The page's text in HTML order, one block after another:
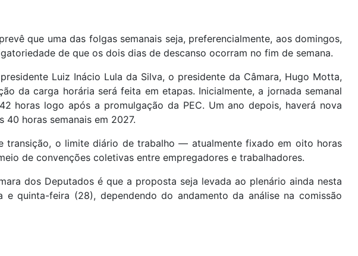
que uma das folgas semanais seja, preferencialmente, aos domingos,
de que os dois dias de descanso ocorram no fim de semana.
Luiz Inácio Lula da Silva, o presidente da Câmara, Hugo Motta,
da carga horária será feita em etapas. Inicialmente, a jornada semanal
horas logo após a promulgação da PEC. Um ano depois, haverá nova
40 horas semanais em 2027.
transição, o limite diário de trabalho — atualmente fixado em oito horas
de convenções coletivas entre empregadores e trabalhadores.
dos Deputados é que a proposta seja levada ao plenário ainda nesta
e quinta-feira (28), dependendo do andamento da análise na comissão